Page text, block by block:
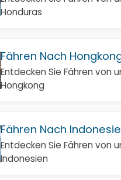
Honduras
Fähren Nach
Entdecken Sie Fähren von
Hongkong
Fähren Nach
Entdecken Sie Fähren von
Indonesien